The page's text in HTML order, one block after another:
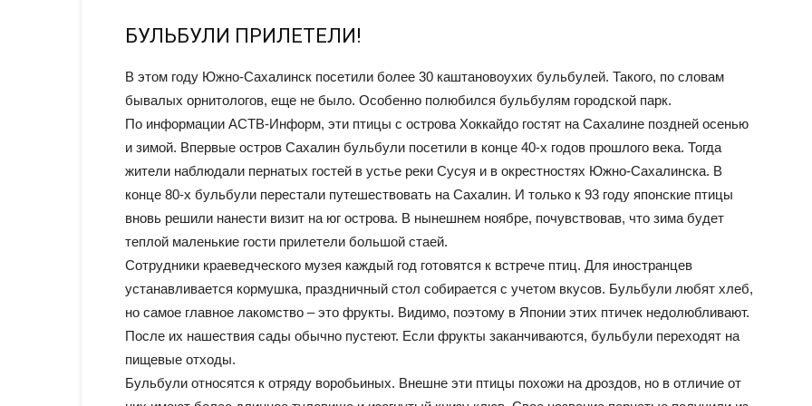
БУЛЬБУЛИ ПРИЛЕТЕЛИ!
В этом году Южно-Сахалинск посетили более 30 каштановоухих бульбулей. Такого, по словам
бывалых орнитологов, еще не было. Особенно полюбился бульбулям городской парк.
По информации АСТВ-Информ, эти птицы с острова Хоккайдо гостят на Сахалине поздней осенью
и зимой. Впервые остров Сахалин бульбули посетили в конце 40-х годов прошлого века. Тогда
жители наблюдали пернатых гостей в устье реки Сусуя и в окрестностях Южно-Сахалинска. В
конце 80-х бульбули перестали путешествовать на Сахалин. И только к 93 году японские птицы
вновь решили нанести визит на юг острова. В нынешнем ноябре, почувствовав, что зима будет
теплой маленькие гости прилетели большой стаей.
Сотрудники краеведческого музея каждый год готовятся к встрече птиц. Для иностранцев
устанавливается кормушка, праздничный стол собирается с учетом вкусов. Бульбули любят хлеб,
но самое главное лакомство – это фрукты. Видимо, поэтому в Японии этих птичек недолюбливают.
После их нашествия сады обычно пустеют. Если фрукты заканчиваются, бульбули переходят на
пищевые отходы.
Бульбули относятся к отряду воробьиных. Внешне эти птицы похожи на дроздов, но в отличие от